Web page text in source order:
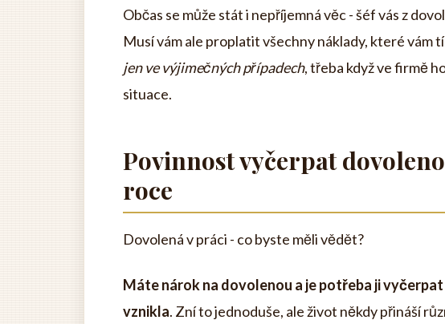
Občas se může stát i nepříjemná věc - šéf vás z
Musí vám ale proplatit všechny náklady, které vám
jen ve výjimečných případech, třeba když ve firmě
situace.
Povinnost vyčerpat
roce
Dovolená v práci - co byste měli vědět?
Máte nárok na dovolenou a je potřeba ji vyčerpat
vznikla. Zní to jednoduše, ale život někdy přináší